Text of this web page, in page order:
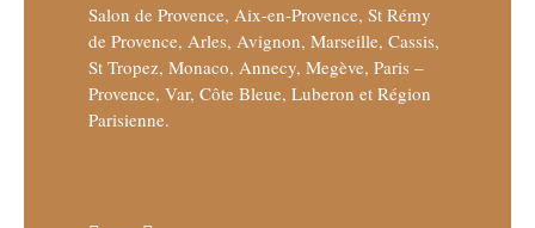
Salon de Provence, Aix-en-Provence, St Rémy
de Provence, Arles, Avignon, Marseille, Cassis,
St Tropez, Monaco, Annecy, Megève, Paris –
Provence, Var, Côte Bleue, Luberon et Région
Parisienne.